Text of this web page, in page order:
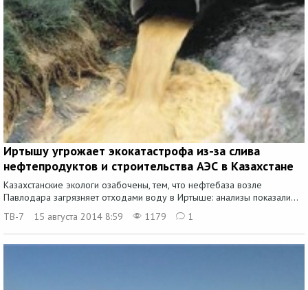
Иртышу угрожает экокатастрофа из-за слива
нефтепродуктов и строительства АЭС в Казахстане
Казахстанские экологи озабочены, тем, что нефтебаза возле
Павлодара загрязняет отходами воду в Иртыше: анализы показали...
ТВ-7
15 августа 2014 8:59 1179 1